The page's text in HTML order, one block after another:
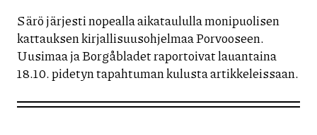
Särö järjesti nopealla aikataululla monipuolisen
kattauksen kirjallisuusohjelmaa Porvooseen.
Uusimaa ja Borgåbladet raportoivat lauantaina
18.10. pidetyn tapahtuman kulusta artikkeleissaan.